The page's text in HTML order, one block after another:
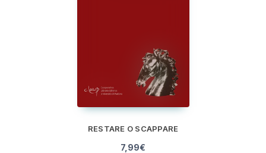
RESTARE O SCAPPARE
7,99€